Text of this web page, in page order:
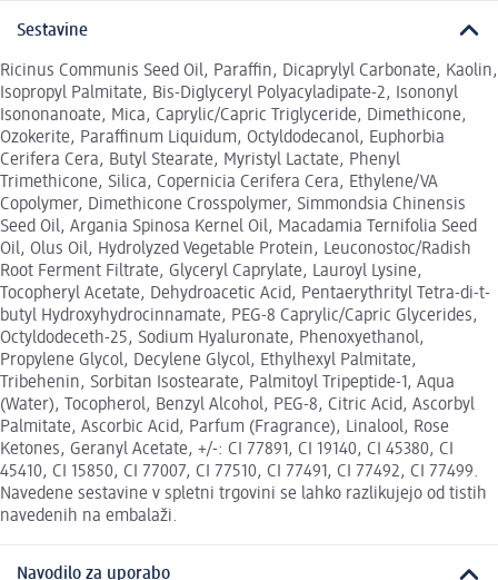
Sestavine
Ricinus Communis Seed Oil, Paraffin, Dicaprylyl Carbonate, Kaolin,
Isopropyl Palmitate, Bis-Diglyceryl Polyacyladipate-2, Isononyl
Isononanoate, Mica, Caprylic/Capric Triglyceride, Dimethicone,
Ozokerite, Paraffinum Liquidum, Octyldodecanol, Euphorbia
Cerifera Cera, Butyl Stearate, Myristyl Lactate, Phenyl
Trimethicone, Silica, Copernicia Cerifera Cera, Ethylene/VA
Copolymer, Dimethicone Crosspolymer, Simmondsia Chinensis
Seed Oil, Argania Spinosa Kernel Oil, Macadamia Ternifolia Seed
Oil, Olus Oil, Hydrolyzed Vegetable Protein, Leuconostoc/Radish
Root Ferment Filtrate, Glyceryl Caprylate, Lauroyl Lysine,
Tocopheryl Acetate, Dehydroacetic Acid, Pentaerythrityl Tetra-di-t-
butyl Hydroxyhydrocinnamate, PEG-8 Caprylic/Capric Glycerides,
Octyldodeceth-25, Sodium Hyaluronate, Phenoxyethanol,
Propylene Glycol, Decylene Glycol, Ethylhexyl Palmitate,
Tribehenin, Sorbitan Isostearate, Palmitoyl Tripeptide-1, Aqua
(Water), Tocopherol, Benzyl Alcohol, PEG-8, Citric Acid, Ascorbyl
Palmitate, Ascorbic Acid, Parfum (Fragrance), Linalool, Rose
Ketones, Geranyl Acetate, +/-: CI 77891, CI 19140, CI 45380, CI
45410, CI 15850, CI 77007, CI 77510, CI 77491, CI 77492, CI 77499.
Navedene sestavine v spletni trgovini se lahko razlikujejo od tistih
navedenih na embalaži.
Navodilo za uporabo